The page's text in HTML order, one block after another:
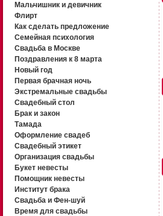
Мальчишник и девичник
Флирт
Как сделать предложение
Семейная психология
Свадьба в Москве
Поздравления к 8 марта
Новый год
Первая брачная ночь
Экстремальные свадьбы
Свадебный стол
Брак и закон
Тамада
Оформление свадеб
Свадебный этикет
Организация свадьбы
Букет невесты
Помощник невесты
Институт брака
Свадьба и Фен-шуй
Время для свадьбы